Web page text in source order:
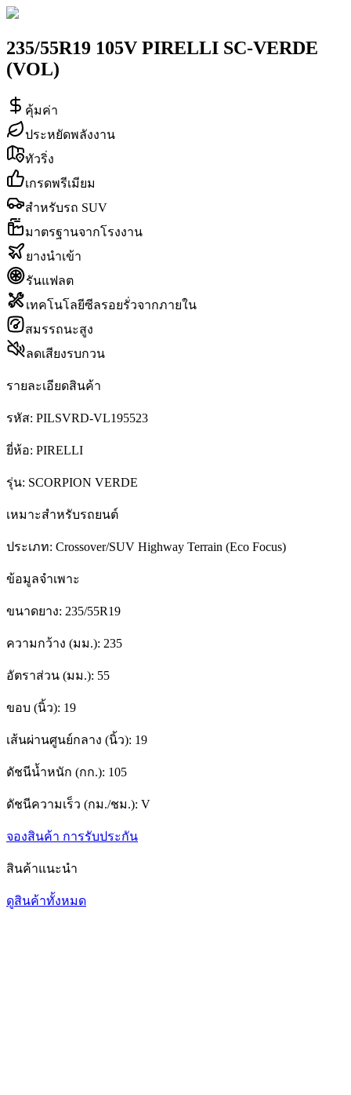
235/55R19 105V PIRELLI SC-VERDE
(VOL)
คุ้มค่า
ประหยัดพลังงาน
ทัวริ่ง
เกรดพรีเมียม
สำหรับรถ SUV
มาตรฐานจากโรงงาน
ยางนำเข้า
รันแฟลต
เทคโนโลยีซีลรอยรั่วจากภายใน
สมรรถนะสูง
ลดเสียงรบกวน
รายละเอียดสินค้า
รหัส: PILSVRD-VL195523
ยี่ห้อ: PIRELLI
รุ่น: SCORPION VERDE
เหมาะสำหรับรถยนต์
ประเภท: Crossover/SUV Highway Terrain (Eco Focus)
ข้อมูลจำเพาะ
ขนาดยาง: 235/55R19
ความกว้าง (มม.): 235
อัตราส่วน (มม.): 55
ขอบ (นิ้ว): 19
เส้นผ่านศูนย์กลาง (นิ้ว): 19
ดัชนีน้ำหนัก (กก.): 105
ดัชนีความเร็ว (กม./ชม.): V
จองสินค้า การรับประกัน
สินค้าแนะนำ
ดูสินค้าทั้งหมด